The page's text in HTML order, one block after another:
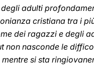
adulti
cristiana tra i
dei ragazzi e degli
non nasconde le
mentre si sta